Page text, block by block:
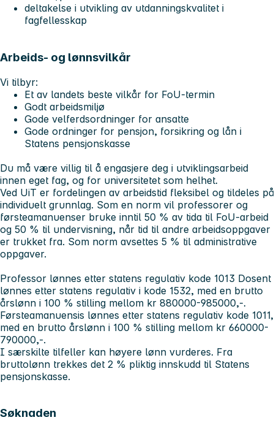
deltakelse i utvikling av utdanningskvalitet i
fagfellesskap
Arbeids- og lønnsvilkår
Vi tilbyr:
Et av landets beste vilkår for FoU-termin
Godt arbeidsmiljø
Gode velferdsordninger for ansatte
Gode ordninger for pensjon, forsikring og lån i
Statens pensjonskasse
Du må være villig til å engasjere deg i utviklingsarbeid
innen eget fag, og for universitetet som helhet.
Ved UiT er fordelingen av arbeidstid fleksibel og tildeles på
individuelt grunnlag. Som en norm vil professorer og
førsteamanuenser bruke inntil 50 % av tida til FoU-arbeid
og 50 % til undervisning, når tid til andre arbeidsoppgaver
er trukket fra. Som norm avsettes 5 % til administrative
oppgaver.
Professor lønnes etter statens regulativ kode 1013 Dosent
lønnes etter statens regulativ i kode 1532, med en brutto
årslønn i 100 % stilling mellom kr 880000-985000,-.
Førsteamanuensis lønnes etter statens regulativ kode 1011,
med en brutto årslønn i 100 % stilling mellom kr 660000-
790000,-.
I særskilte tilfeller kan høyere lønn vurderes. Fra
bruttolønn trekkes det 2 % pliktig innskudd til Statens
pensjonskasse.
Søknaden